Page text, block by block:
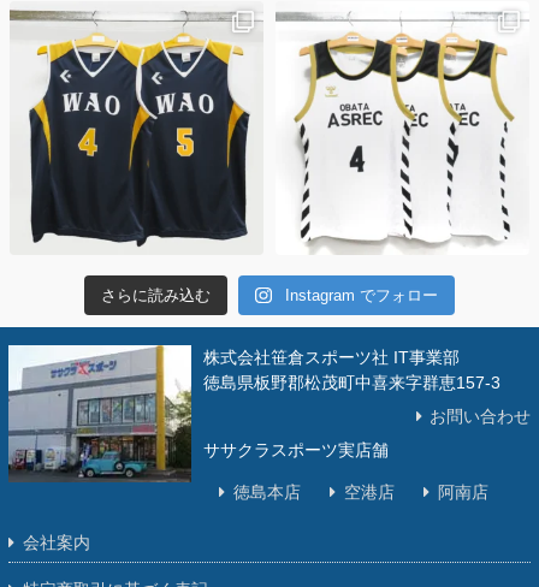
さらに読み込む Instagram でフォロー
株式会社笹倉スポーツ社 IT事業部
徳島県板野郡松茂町中喜来字群恵157-3
お問い合わせ
ササクラスポーツ実店舗
徳島本店 空港店 阿南店
会社案内